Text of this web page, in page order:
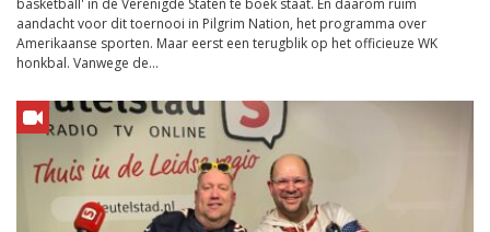
basketball' in de Verenigde Staten te boek staat. En daarom ruim
aandacht voor dit toernooi in Pilgrim Nation, het programma over
Amerikaanse sporten. Maar eerst een terugblik op het officieuze WK
honkbal. Vanwege de...